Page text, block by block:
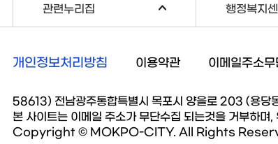
관련누리집 행정복지
개인정보처리방침 이용약관 이메일주소
58613) 전남광주통합특별시 목포시 양을로 203 (용
본 사이트는 이메일 주소가 무단수집 되는것을 거부하며
Copyright © MOKPO-CITY. All Rights